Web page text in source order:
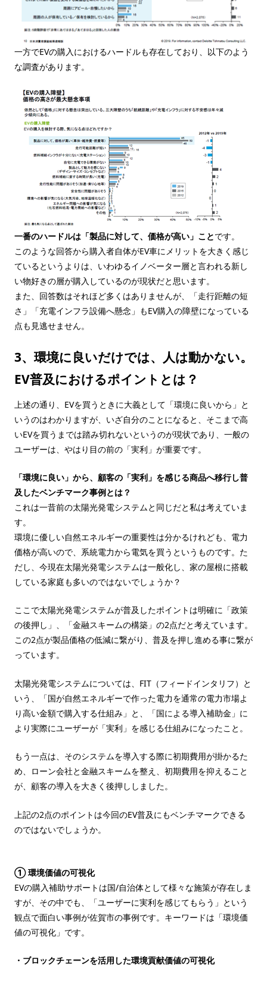
一方でEVの購入におけるハードルも存在しており、以下のよう
な調査があります。
一番のハードルは「製品に対して、価格が高い」ことです。
このような回答から購入者自体がEV車にメリットを大きく感じ
ているというよりは、いわゆるイノベーター層と言われる新し
い物好きの層が購入しているのが現状だと思います。
また、回答数はそれほど多くはありませんが、「走行距離の短
さ」「充電インフラ設備へ懸念」もEV購入の障壁になっている
点も見逃せません。
3、環境に良いだけでは、人は動かない。
EV普及におけるポイントとは？
上述の通り、EVを買うときに大義として「環境に良いから」と
いうのはわかりますが、いざ自分のことになると、そこまで高
いEVを買うまでは踏み切れないというのが現状であり、一般の
ユーザーは、やはり目の前の「実利」が重要です。
「環境に良い」から、顧客の「実利」を感じる商品へ移行し普
及したベンチマーク事例とは？
これは一昔前の太陽光発電システムと同じだと私は考えていま
す。
環境に優しい自然エネルギーの重要性は分かるけれども、電力
価格が高いので、系統電力から電気を買うというものです。た
だし、今現在太陽光発電システムは一般化し、家の屋根に搭載
している家庭も多いのではないでしょうか？
ここで太陽光発電システムが普及したポイントは明確に「政策
の後押し」、「金融スキームの構築」の2点だと考えています。
この2点が製品価格の低減に繋がり、普及を押し進める事に繋が
っています。
太陽光発電システムについては、FIT（フィードインタリフ）と
いう、「国が自然エネルギーで作った電力を通常の電力市場よ
り高い金額で購入する仕組み」と、「国による導入補助金」に
より実際にユーザーが「実利」を感じる仕組みになったこと。
もう一点は、そのシステムを導入する際に初期費用が掛かるた
め、ローン会社と金融スキームを整え、初期費用を抑えること
が、顧客の導入を大きく後押ししました。
上記の2点のポイントは今回のEV普及にもベンチマークできる
のではないでしょうか。
① 環境価値の可視化
EVの購入補助サポートは国/自治体として様々な施策が存在しま
すが、その中でも、「ユーザーに実利を感じてもらう」という
観点で面白い事例が佐賀市の事例です。キーワードは「環境価
値の可視化」です。
・ブロックチェーンを活用した環境貢献価値の可視化